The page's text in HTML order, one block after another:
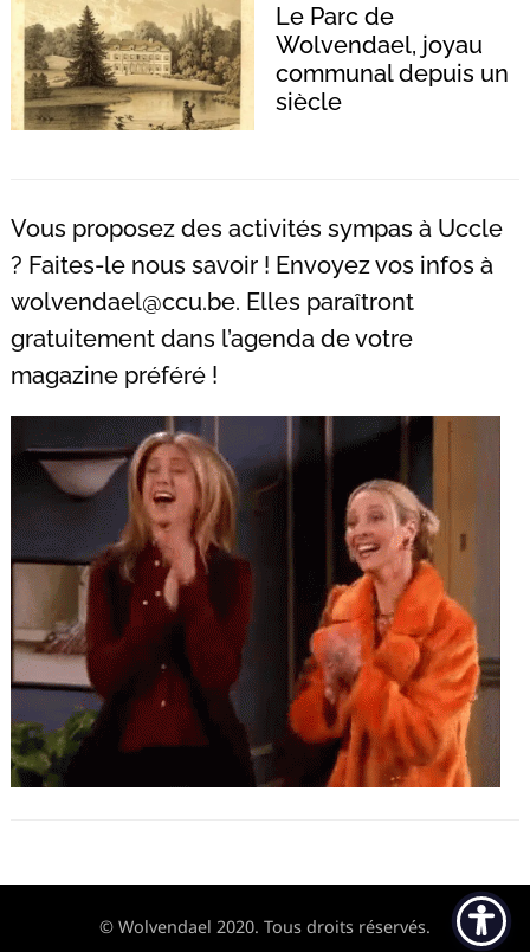
Le Parc de
Wolvendael, joyau
communal depuis un
siècle
Vous proposez des activités sympas à Uccle
? Faites-le nous savoir ! Envoyez vos infos à
wolvendael@ccu.be. Elles paraîtront
gratuitement dans l’agenda de votre
magazine préféré !
© Wolvendael 2020. Tous droits réservés.